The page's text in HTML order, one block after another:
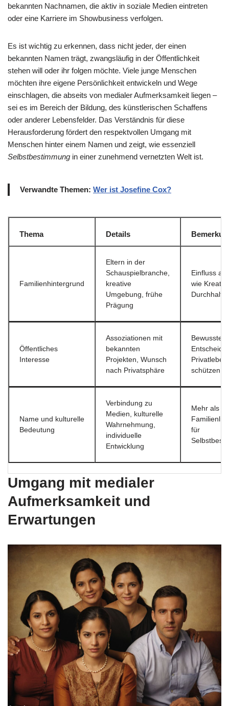
bekannten Nachnamen, die aktiv in soziale Medien eintreten
oder eine Karriere im Showbusiness verfolgen.
Es ist wichtig zu erkennen, dass nicht jeder, der einen
bekannten Namen trägt, zwangsläufig in der Öffentlichkeit
stehen will oder ihr folgen möchte. Viele junge Menschen
möchten ihre eigene Persönlichkeit entwickeln und Wege
einschlagen, die abseits von medialer Aufmerksamkeit liegen –
sei es im Bereich der Bildung, des künstlerischen Schaffens
oder anderer Lebensfelder. Das Verständnis für diese
Herausforderung fördert den respektvollen Umgang mit
Menschen hinter einem Namen und zeigt, wie essenziell
Selbstbestimmung in einer zunehmend vernetzten Welt ist.
Verwandte Themen: Wer ist Josefine Cox?
Thema Details
Familienhintergrund
Eltern in der
Schauspielbranche,
kreative
Umgebung, frühe
Prägung
Einfluss
wie
Öffentliches
Interesse
Assoziationen mit
bekannten
Projekten, Wunsch
nach Privatsphäre
Bewusste
Privatleben
schützen
Name und kulturelle
Bedeutung
Verbindung zu
Medien, kulturelle
Wahrnehmung,
individuelle
Entwicklung
Mehr als
für
Umgang mit medialer
Aufmerksamkeit und
Erwartungen